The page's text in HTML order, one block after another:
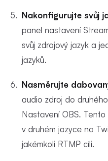
Nakonfigurujte svůj
panel nastavení
svůj zdrojový jazyk a
jazyků.
Nasměrujte
audio zdroj do
Nastavení OBS.
v druhém jazyce na
jakémkoli RTMP cíli.